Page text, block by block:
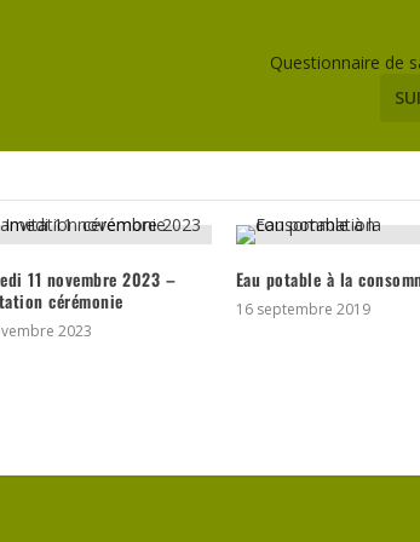
Questionnaire de
11 novembre 2023 –
cérémonie
2023
Eau potable à la
16 septembre 2019